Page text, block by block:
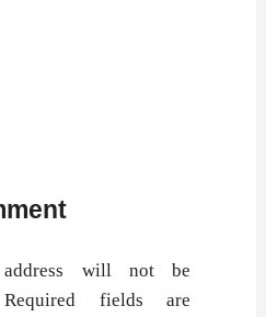
will not be
Required fields are